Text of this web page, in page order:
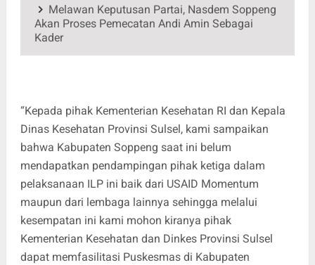
Melawan Keputusan Partai, Nasdem Soppeng
Akan Proses Pemecatan Andi Amin Sebagai
Kader
“Kepada pihak Kementerian Kesehatan RI dan Kepala
Dinas Kesehatan Provinsi Sulsel, kami sampaikan
bahwa Kabupaten Soppeng saat ini belum
mendapatkan pendampingan pihak ketiga dalam
pelaksanaan ILP ini baik dari USAID Momentum
maupun dari lembaga lainnya sehingga melalui
kesempatan ini kami mohon kiranya pihak
Kementerian Kesehatan dan Dinkes Provinsi Sulsel
dapat memfasilitasi Puskesmas di Kabupaten